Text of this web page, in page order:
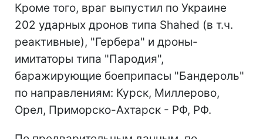
Кроме того, враг выпустил по Украине
202 ударных дронов типа Shahed (в т.ч.
реактивные), "Гербера" и дроны-
имитаторы типа "Пародия",
баражирующие боеприпасы "Бандероль"
по направлениям: Курск, Миллерово,
Орел, Приморско-Ахтарск - РФ, РФ.